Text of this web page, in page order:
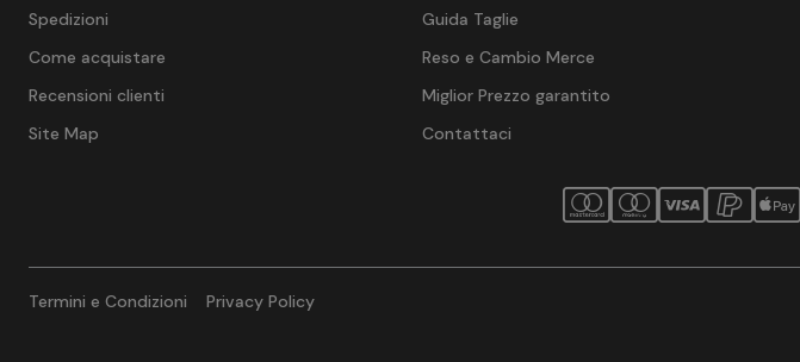
Spedizioni
Come acquistare
Recensioni clienti
Site Map
Guida Taglie
Reso e Cambio Merce
Miglior Prezzo garantito
Contattaci
Termini e Condizioni Privacy Policy